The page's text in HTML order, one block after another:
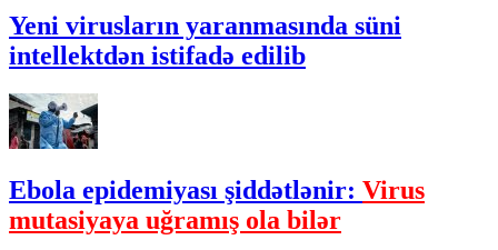
Yeni virusların yaranmasında süni
intellektdən istifadə edilib
Ebola epidemiyası şiddətlənir: Virus
mutasiyaya uğramış ola bilər